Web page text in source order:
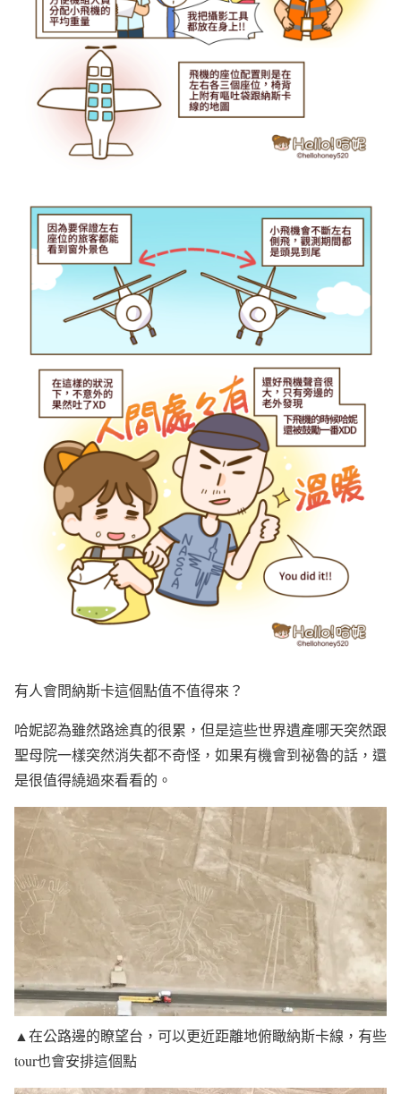
有人會問納斯卡這個點值不值得來？
哈妮認為雖然路途真的很累，但是這些世界遺產哪天突然跟
聖母院一樣突然消失都不奇怪，如果有機會到祕魯的話，還
是很值得繞過來看看的。
▲在公路邊的瞭望台，可以更近距離地俯瞰納斯卡線，有些
tour也會安排這個點